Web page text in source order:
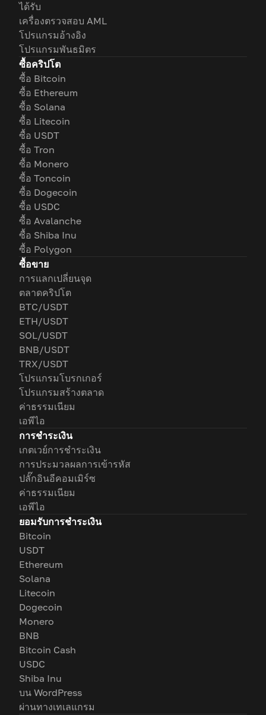
ได้รับ
เครื่องตรวจสอบ AML
โปรแกรมอ้างอิง
โปรแกรมพันธมิตร
ซื้อคริปโต
ซื้อ Bitcoin
ซื้อ Ethereum
ซื้อ Solana
ซื้อ Litecoin
ซื้อ USDT
ซื้อ Tron
ซื้อ Monero
ซื้อ Toncoin
ซื้อ Dogecoin
ซื้อ USDC
ซื้อ Avalanche
ซื้อ Shiba Inu
ซื้อ Polygon
ซื้อขาย
การแลกเปลี่ยนจุด
ตลาดคริปโต
BTC/USDT
ETH/USDT
SOL/USDT
BNB/USDT
TRX/USDT
โปรแกรมโบรกเกอร์
โปรแกรมสร้างตลาด
ค่าธรรมเนียม
เอพีไอ
การชำระเงิน
เกตเวย์การชำระเงิน
การประมวลผลการเข้ารหัส
ปลั๊กอินอีคอมเมิร์ซ
ค่าธรรมเนียม
เอพีไอ
ยอมรับการชำระเงิน
Bitcoin
USDT
Ethereum
Solana
Litecoin
Dogecoin
Monero
BNB
Bitcoin Cash
USDC
Shiba Inu
บน WordPress
ผ่านทางเทเลแกรม